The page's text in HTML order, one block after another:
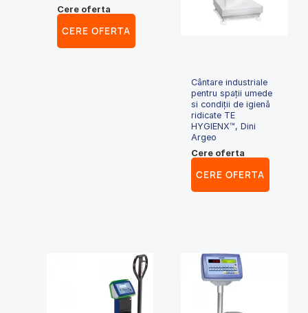
Cere oferta
CERE OFERTA
Cântare industriale
pentru spații umede
si condiții de igienă
ridicate TE
HYGIENX™, Dini
Argeo
Cere oferta
CERE OFERTA